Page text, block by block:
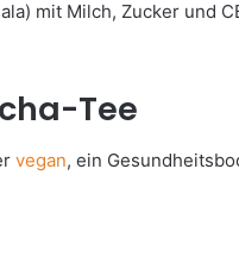
mit Milch, Zucker und
Tee
vegan, ein